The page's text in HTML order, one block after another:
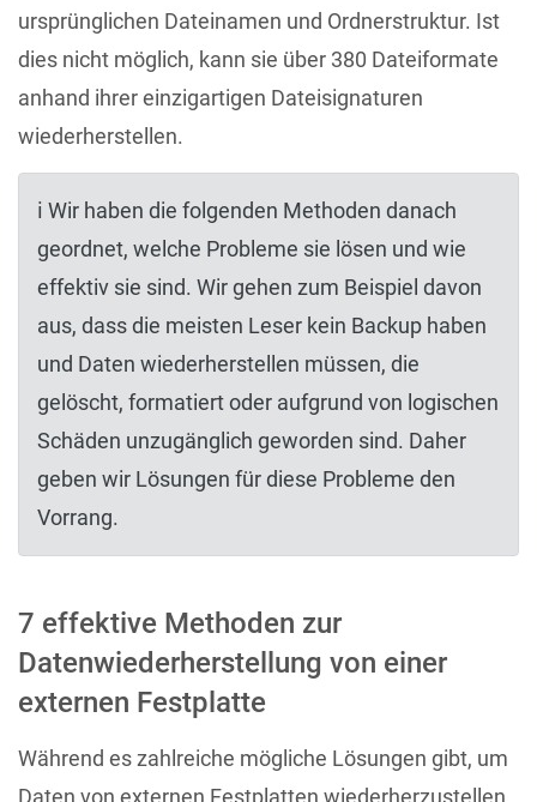
ursprünglichen Dateinamen und Ordnerstruktur. Ist
dies nicht möglich, kann sie über 380 Dateiformate
anhand ihrer einzigartigen Dateisignaturen
wiederherstellen.
ℹ️ Wir haben die folgenden Methoden danach
geordnet, welche Probleme sie lösen und wie
effektiv sie sind. Wir gehen zum Beispiel davon
aus, dass die meisten Leser kein Backup haben
und Daten wiederherstellen müssen, die
gelöscht, formatiert oder aufgrund von logischen
Schäden unzugänglich geworden sind. Daher
geben wir Lösungen für diese Probleme den
Vorrang.
7 effektive Methoden zur
Datenwiederherstellung von einer
externen Festplatte
Während es zahlreiche mögliche Lösungen gibt, um
Daten von externen Festplatten wiederherzustellen,